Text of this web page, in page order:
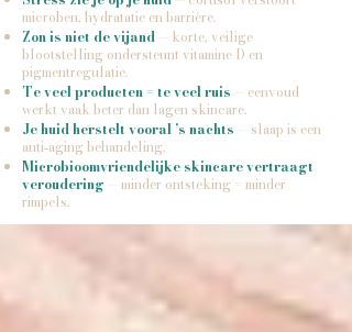
microben, hydratatie en barrière.
Zon is niet de vijand
— korte, veilige
blootstelling ondersteunt vitamine D en
pigmentregulatie.
Te veel producten = te veel ruis
— eenvoud
werkt vaak beter dan lagen skincare.
Je huid herstelt vooral ’s nachts — slaap is een
anti‑aging behandeling.
Microbioomvriendelijke skincare vertraagt
veroudering
— minder ontsteking = minder
rimpels.